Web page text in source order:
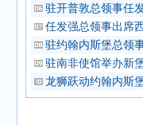
驻开普敦总领事任
任发强总领事出席
驻约翰内斯堡总领
驻南非使馆举办新
龙狮跃动约翰内斯